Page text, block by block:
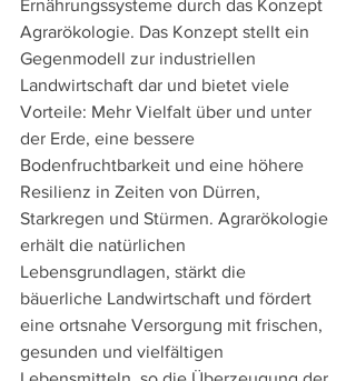
Ernährungssysteme durch das Konzept
Agrarökologie. Das Konzept stellt ein
Gegenmodell zur industriellen
Landwirtschaft dar und bietet viele
Vorteile: Mehr Vielfalt über und unter
der Erde, eine bessere
Bodenfruchtbarkeit und eine höhere
Resilienz in Zeiten von Dürren,
Starkregen und Stürmen. Agrarökologie
erhält die natürlichen
Lebensgrundlagen, stärkt die
bäuerliche Landwirtschaft und fördert
eine ortsnahe Versorgung mit frischen,
gesunden und vielfältigen